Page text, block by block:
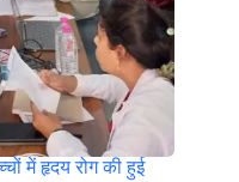
में हृदय रोग की हुई